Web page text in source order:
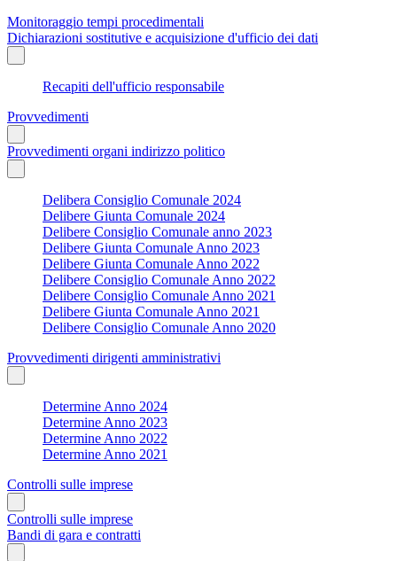
Monitoraggio tempi procedimentali
Dichiarazioni sostitutive e acquisizione d'ufficio dei dati
Recapiti dell'ufficio responsabile
Provvedimenti
Provvedimenti organi indirizzo politico
Delibera Consiglio Comunale 2024
Delibere Giunta Comunale 2024
Delibere Consiglio Comunale anno 2023
Delibere Giunta Comunale Anno 2023
Delibere Giunta Comunale Anno 2022
Delibere Consiglio Comunale Anno 2022
Delibere Consiglio Comunale Anno 2021
Delibere Giunta Comunale Anno 2021
Delibere Consiglio Comunale Anno 2020
Provvedimenti dirigenti amministrativi
Determine Anno 2024
Determine Anno 2023
Determine Anno 2022
Determine Anno 2021
Controlli sulle imprese
Controlli sulle imprese
Bandi di gara e contratti